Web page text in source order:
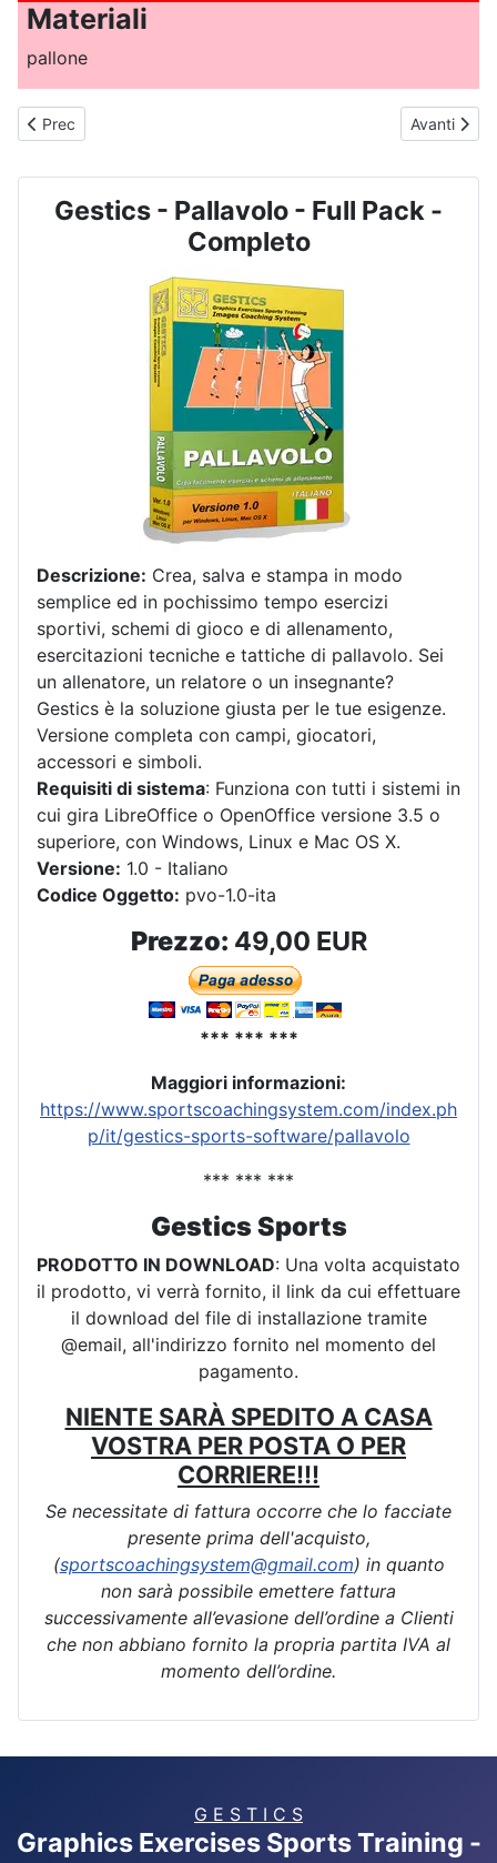
Materiali
pallone
Articolo precedente: PALLAVOLO - N. 2062 - Gioco Minivolley -
Prec Articolo
Avanti
Gestics - Pallavolo - Full Pack -
Completo
Descrizione: Crea, salva e stampa in modo
semplice ed in pochissimo tempo esercizi
sportivi, schemi di gioco e di allenamento,
esercitazioni tecniche e tattiche di pallavolo. Sei
un allenatore, un relatore o un insegnante?
Gestics è la soluzione giusta per le tue esigenze.
Versione completa con campi, giocatori,
accessori e simboli.
Requisiti di sistema: Funziona con tutti i sistemi in
cui gira LibreOffice o OpenOffice versione 3.5 o
superiore, con Windows, Linux e Mac OS X.
Versione: 1.0 - Italiano
Codice Oggetto: pvo-1.0-ita
Prezzo: 49,00 EUR
*** *** ***
Maggiori informazioni:
https://www.sportscoachingsystem.com/index.ph
p/it/gestics-sports-software/pallavolo
*** *** ***
Gestics Sports
PRODOTTO IN DOWNLOAD: Una volta acquistato
il prodotto, vi verrà fornito, il link da cui effettuare
il download del file di installazione tramite
@email, all'indirizzo fornito nel momento del
pagamento.
NIENTE SARÀ SPEDITO A CASA
VOSTRA PER POSTA O PER
CORRIERE!!!
Se necessitate di fattura occorre che lo facciate
presente prima dell'acquisto,
(sportscoachingsystem@gmail.com) in quanto
non sarà possibile emettere fattura
successivamente all’evasione dell’ordine a Clienti
che non abbiano fornito la propria partita IVA al
momento dell’ordine.
G E S T I C S
Graphics Exercises Sports Training -